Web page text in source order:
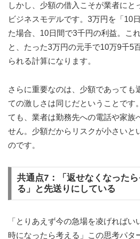
しかし、少額の借入こそが業者にと
ビジネスモデルです。3万円を「10
た場合、10日間で3千円の利益。こ
と、たった3万円の元手で10万9千5
られる計算になります。
さらに重要なのは、少額であっても
ての激しさは同じだということです
ても、業者は勤務先への電話や家族
せん。少額だからリスクが小さいと
のです。
共通点7：「返せなくなったら
る」と先送りにしている
「とりあえず今の急場を凌げれば
時になったら考える」この思考パタ